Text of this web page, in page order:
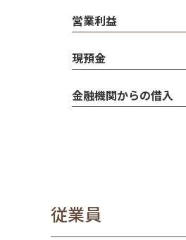
営業利益
現預金
金融機関からの借入
従業員